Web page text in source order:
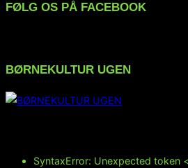
FØLG OS PÅ FACEBOOK
BØRNEKULTUR UGEN
SyntaxError: Unexpected token